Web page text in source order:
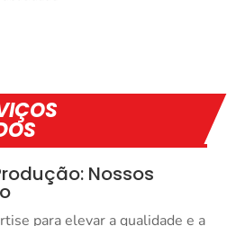
Nossos
para elevar a qualidade e a